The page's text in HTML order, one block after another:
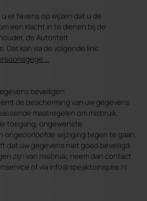
u er tevens op wijzen dat u de
een klacht in te dienen bij de
de Autoriteit
Dat kan via de volgende link:
beveiligen
de bescherming van uw gegevens
maatregelen om misbruik,
toegang, ongewenste
ongeoorloofde wijziging tegen te gaan.
dat uw gegevens niet goed beveiligd
zijn van misbruik, neem dan contact
of via info@speaktoinspire.nl